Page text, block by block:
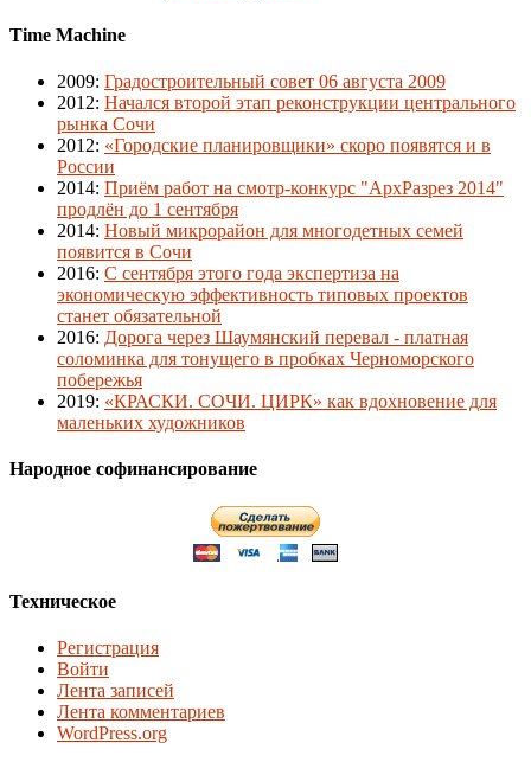
Time Machine
2009: Градостроительный совет 06 августа 2009
2012: Начался второй этап реконструкции центрального
рынка Сочи
2012: «Городские планировщики» скоро появятся и в
России
2014: Приём работ на смотр-конкурс "АрхРазрез 2014"
продлён до 1 сентября
2014: Новый микрорайон для многодетных семей
появится в Сочи
2016: С сентября этого года экспертиза на
экономическую эффективность типовых проектов
станет обязательной
2016: Дорога через Шаумянский перевал - платная
соломинка для тонущего в пробках Черноморского
побережья
2019: «КРАСКИ. СОЧИ. ЦИРК» как вдохновение для
маленьких художников
Народное софинансирование
Техническое
Регистрация
Войти
Лента записей
Лента комментариев
WordPress.org